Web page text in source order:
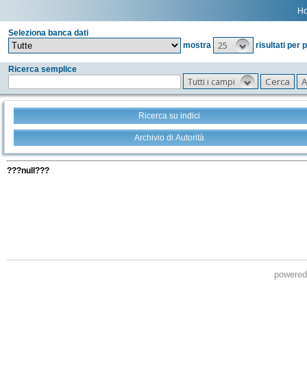
Seleziona banca dati
mostra
25 risultati per
Ricerca semplice
Tutti i campi
Ricerca su indici
Archivio di Autorità
???null???